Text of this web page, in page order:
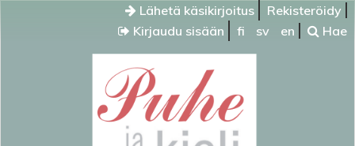
Lähetä käsikirjoitus
Rekisteröidy
Kirjaudu sisään
fi sv en Hae